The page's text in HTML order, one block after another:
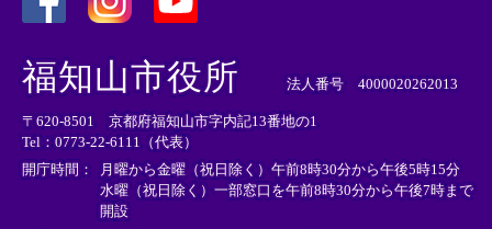
外
部
リ
ン
ク
＞
外
リ
ン
ク
＞
外
部
ン
ク
＞
福知山市役所 法人番号 4000020262013
〒620-8501 京都府福知山市字内記13番地の1
Tel：0773-22-6111（代表）
開庁時間：
月曜から金曜（祝日除く）午前8時30分から午後5時15分
水曜（祝日除く）一部窓口を午前8時30分から午後7時まで
開設